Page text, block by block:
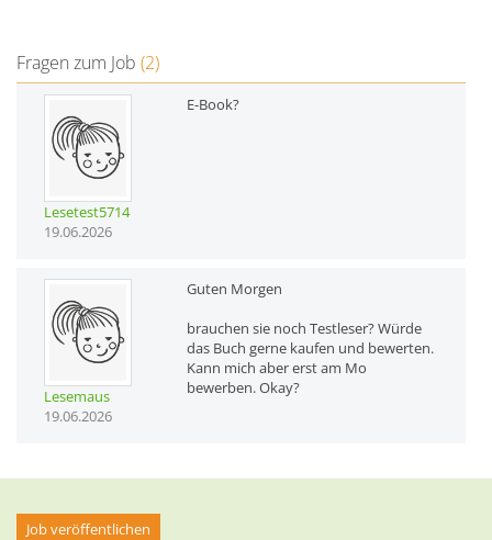
Fragen zum Job (2)
Lesetest5714
19.06.2026
E-Book?
Lesemaus
19.06.2026
Guten Morgen
brauchen sie noch Testleser? Würde
das Buch gerne kaufen und bewerten.
Kann mich aber erst am Mo
bewerben. Okay?
Job veröffentlichen